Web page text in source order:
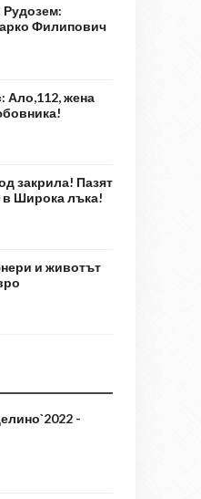
Рудозем:
Филипович
Ало,112, жена
закрила! Пазят
в Широка лъка!
и животът
-